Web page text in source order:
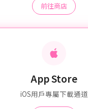
前往商店
App Store
iOS用戶專屬下載通道